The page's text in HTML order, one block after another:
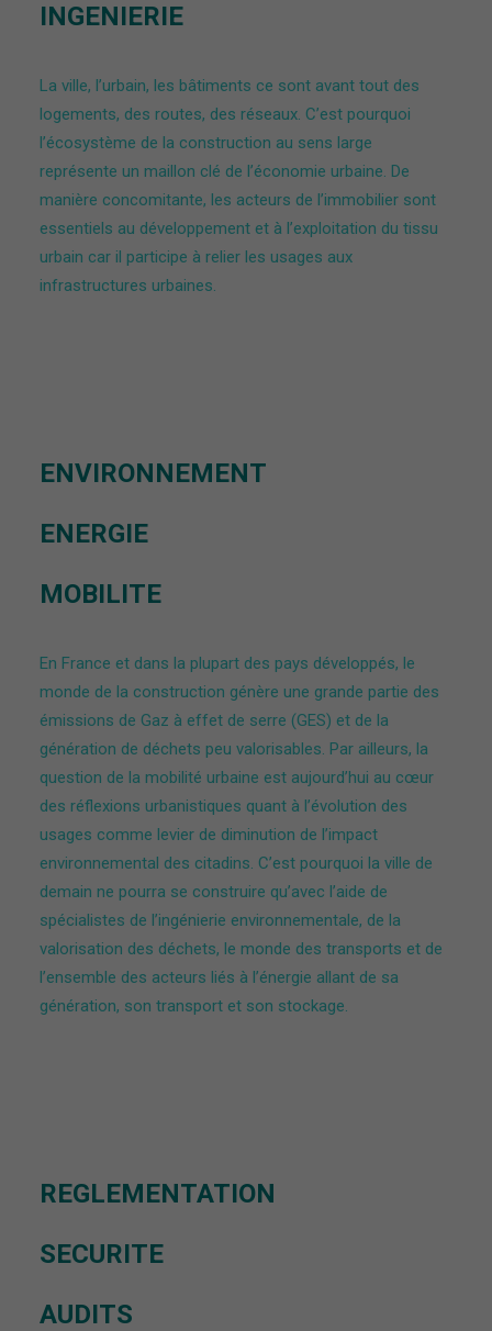
INGENIERIE
La ville, l’urbain, les bâtiments ce sont avant tout des
logements, des routes, des réseaux. C’est pourquoi
l’écosystème de la construction au sens large
représente un maillon clé de l’économie urbaine. De
manière concomitante, les acteurs de l’immobilier sont
essentiels au développement et à l’exploitation du tissu
urbain car il participe à relier les usages aux
infrastructures urbaines.
ENVIRONNEMENT
ENERGIE
MOBILITE
En France et dans la plupart des pays développés, le
monde de la construction génère une grande partie des
émissions de Gaz à effet de serre (GES) et de la
génération de déchets peu valorisables. Par ailleurs, la
question de la mobilité urbaine est aujourd’hui au cœur
des réflexions urbanistiques quant à l’évolution des
usages comme levier de diminution de l’impact
environnemental des citadins. C’est pourquoi la ville de
demain ne pourra se construire qu’avec l’aide de
spécialistes de l’ingénierie environnementale, de la
valorisation des déchets, le monde des transports et de
l’ensemble des acteurs liés à l’énergie allant de sa
génération, son transport et son stockage.
REGLEMENTATION
SECURITE
AUDITS